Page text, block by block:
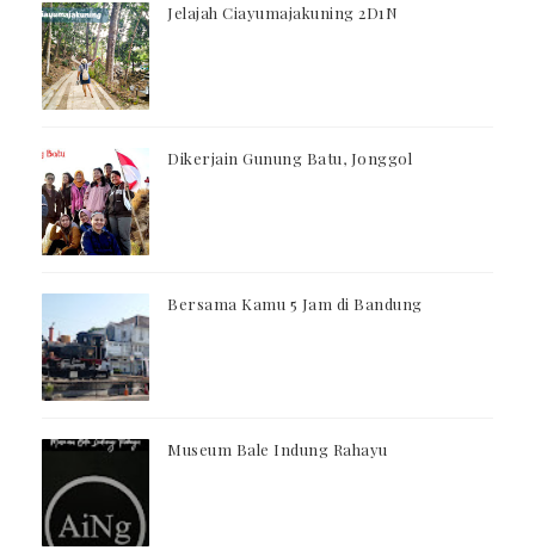
Jelajah Ciayumajakuning 2D1N
Dikerjain Gunung Batu, Jonggol
Bersama Kamu 5 Jam di Bandung
Museum Bale Indung Rahayu